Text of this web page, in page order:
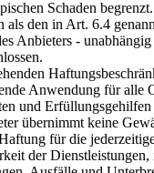
Schaden begrenzt.
als den in Art. 6.4
Anbieters -
Anwendung für alle
und Erfüllungsgehilfen
übernimmt keine
für die
der Dienstleistungen,